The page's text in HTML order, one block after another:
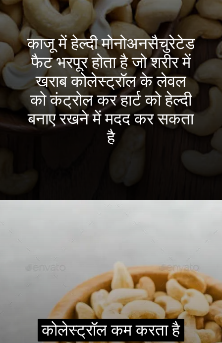
काजू में हेल्दी मोनोअनसैचुरेटेड
फैट भरपूर होता है जो शरीर में
खराब कोलेस्ट्रॉल के लेवल
को कंट्रोल कर हार्ट को हेल्दी
बनाए रखने में मदद कर सकता
है
कोलेस्ट्रॉल कम करता है
कोलेस्ट्रॉल कम करता है